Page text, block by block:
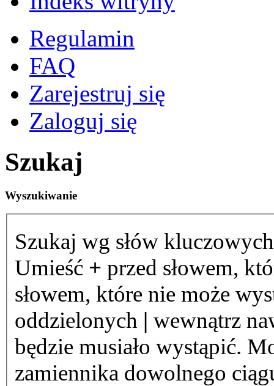
Regulamin
FAQ
Zarejestruj się
Zaloguj się
Szukaj
Wyszukiwanie
Szukaj wg słów
Umieść + przed słowem,
słowem, które nie może
oddzielonych | wewnątrz
będzie musiało wystąpić.
zamiennika dowolnego